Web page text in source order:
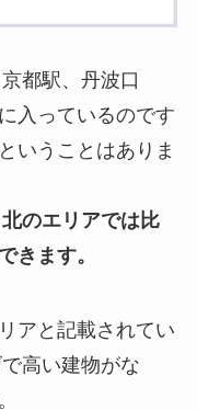
都駅、丹波口
入っているのです
いうことはありま
のエリアでは比
きます。
アと記載されてい
高い建物がな